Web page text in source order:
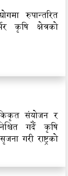
रुपान्तरित
कृषि क्षेत्रको
संयोजन र
गर्दै कृषि
गरी राष्ट्रको